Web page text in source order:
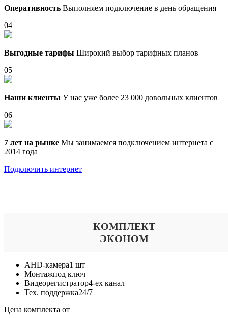
Оперативность Выполняем подключение в день обращения
04
Выгодные тарифы Широкий выбор тарифных планов
05
Наши клиенты У нас уже более 23 000 довольных клиентов
06
7 лет на рынке Мы занимаемся подключением интернета с
2014 года
Подключить интернет
КОМПЛЕКТ
ЭКОНОМ
AHD-камера1 шт
Монтажпод ключ
Видеорегистратор4-ех канал
Тех. поддержка24/7
Цена комплекта от